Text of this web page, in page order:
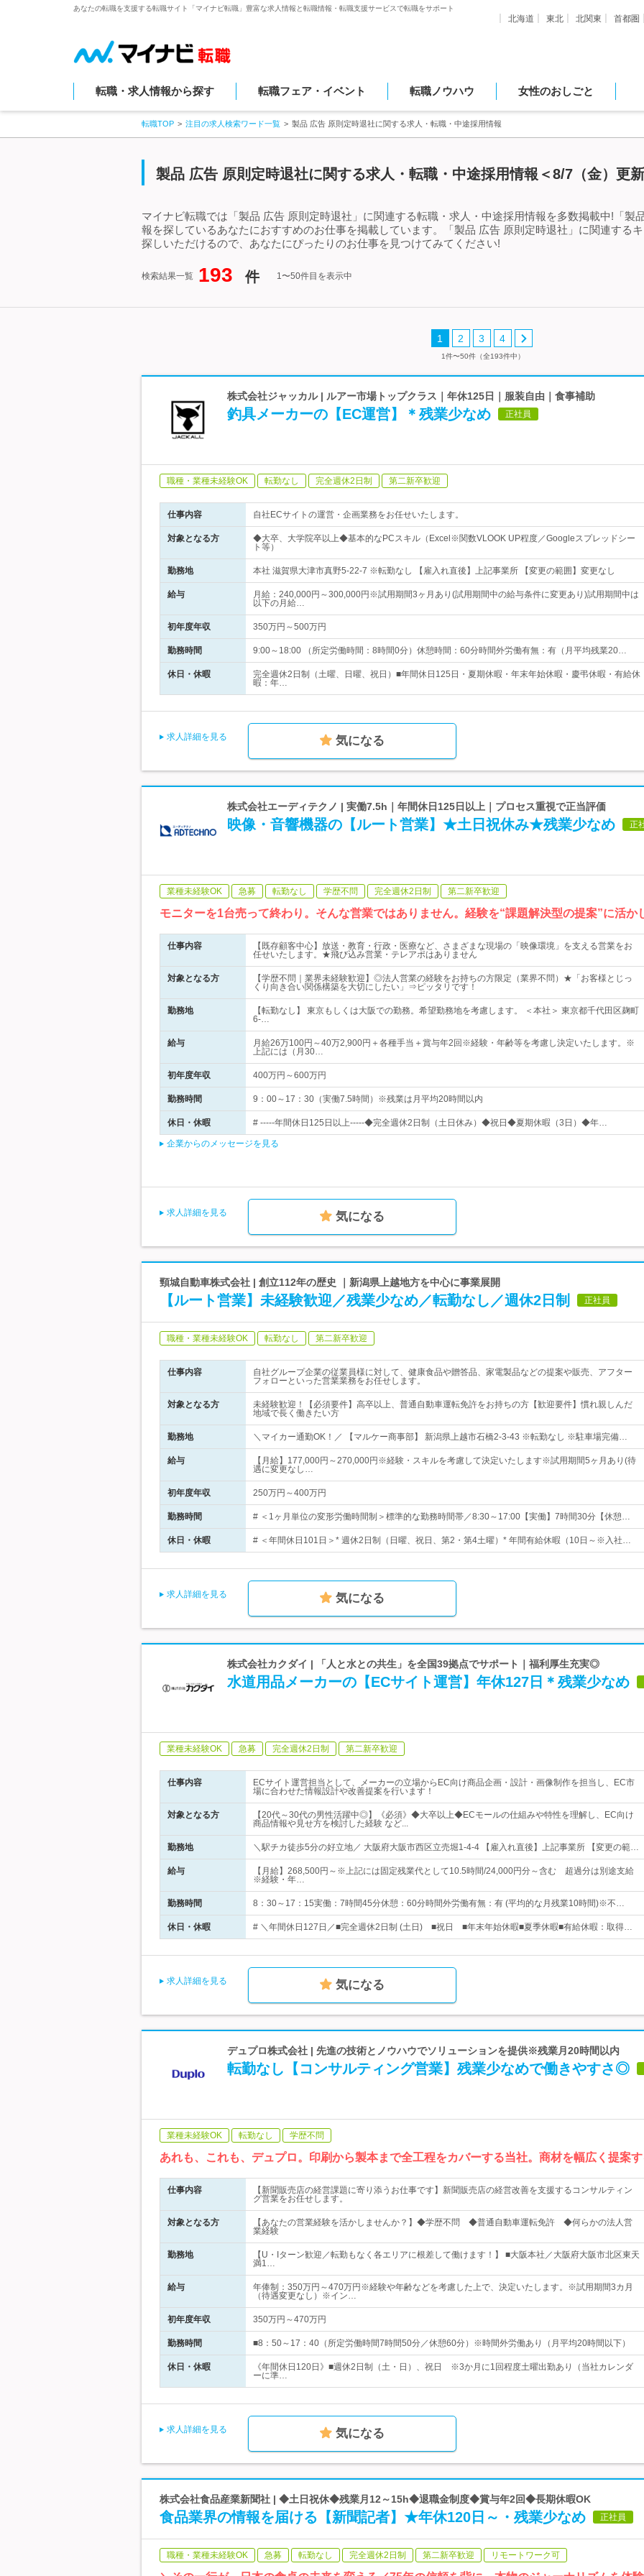
あなたの転職を支援する転職サイト「マイナビ転職」豊富な求人情報と転職情報・転職支援サービスで転職をサポート
北海道 東北 北関東 首都圏
転職・求人情報から探す 転職フェア・イベント 転職ノウハウ 女性のおしごと
転職TOP 注目の求人検索ワード一覧 製品 広告 原則定時退社に関する求人・転職・中途採用情報
製品 広告 原則定時退社に関する求人・転職・中途採用情報＜8/7（金）更
マイナビ転職では「製品 広告 原則定時退社」に関連する転職・求人・中途採用情報を多数掲載中!「製
報を探しているあなたにおすすめのお仕事を掲載しています。「製品 広告 原則定時退社」に関連する
探しいただけるので、あなたにぴったりのお仕事を見つけてみてください!
検索結果一覧 193 件 1〜50件目を表示中
1 2 3 4
1件〜50件（全193件中）
株式会社ジャッカル | ルアー市場トップクラス｜年休125日｜服装自由｜食事補助
釣具メーカーの【EC運営】＊残業少なめ 正社員
職種・業種未経験OK 転勤なし 完全週休2日制 第二新卒歓迎
仕事内容 自社ECサイトの運営・企画業務をお任せいたします。
対象となる方
◆大卒、大学院卒以上◆基本的なPCスキル（Excel※関数VLOOK UP程度／Googleスプレッドシー
ト等）
勤務地 本社 滋賀県大津市真野5-22-7 ※転勤なし 【雇入れ直後】上記事業所 【変更の範囲】変更なし
給与
月給：240,000円～300,000円※試用期間3ヶ月あり(試用期間中の給与条件に変更あり)試用期間中は
以下の月給…
初年度年収 350万円～500万円
勤務時間 9:00～18:00 （所定労働時間：8時間0分）休憩時間：60分時間外労働有無：有（月平均残業20…
休日・休暇
完全週休2日制（土曜、日曜、祝日）■年間休日125日・夏期休暇・年末年始休暇・慶弔休暇・有給休
暇：年…
求人詳細を見る 気になる
株式会社エーディテクノ | 実働7.5h｜年間休日125日以上｜プロセス重視で正当評価
映像・音響機器の【ルート営業】★土日祝休み★残業少なめ 正
業種未経験OK 急募 転勤なし 学歴不問 完全週休2日制 第二新卒歓迎
モニターを1台売って終わり。そんな営業ではありません。経験を“課題解決型の提案”に活か
仕事内容
【既存顧客中心】放送・教育・行政・医療など、さまざまな現場の「映像環境」を支える営業をお
任せいたします。★飛び込み営業・テレアポはありません
対象となる方
【学歴不問｜業界未経験歓迎】◎法人営業の経験をお持ちの方限定（業界不問）★「お客様とじっ
くり向き合い関係構築を大切にしたい」⇒ピッタリです！
勤務地
【転勤なし】 東京もしくは大阪での勤務。希望勤務地を考慮します。 ＜本社＞ 東京都千代田区麹町
6-…
給与
月給26万100円～40万2,900円＋各種手当＋賞与年2回※経験・年齢等を考慮し決定いたします。※
上記には（月30…
初年度年収 400万円～600万円
勤務時間 9：00～17：30（実働7.5時間）※残業は月平均20時間以内
休日・休暇 # -----年間休日125日以上-----◆完全週休2日制（土日休み）◆祝日◆夏期休暇（3日）◆年…
企業からのメッセージを見る
求人詳細を見る 気になる
頸城自動車株式会社 | 創立112年の歴史 ｜新潟県上越地方を中心に事業展開
【ルート営業】未経験歓迎／残業少なめ／転勤なし／週休2日制 正社員
職種・業種未経験OK 転勤なし 第二新卒歓迎
仕事内容
自社グループ企業の従業員様に対して、健康食品や贈答品、家電製品などの提案や販売、アフター
フォローといった営業業務をお任せします。
対象となる方
未経験歓迎！【必須要件】高卒以上、普通自動車運転免許をお持ちの方【歓迎要件】慣れ親しんだ
地域で長く働きたい方
勤務地 ＼マイカー通勤OK！／ 【マルケー商事部】 新潟県上越市石橋2-3-43 ※転勤なし ※駐車場完備…
給与
【月給】177,000円～270,000円※経験・スキルを考慮して決定いたします※試用期間5ヶ月あり(待
遇に変更なし…
初年度年収 250万円～400万円
勤務時間 # ＜1ヶ月単位の変形労働時間制＞標準的な勤務時間帯／8:30～17:00【実働】7時間30分【休憩…
休日・休暇 # ＜年間休日101日＞* 週休2日制（日曜、祝日、第2・第4土曜）* 年間有給休暇（10日～※入社…
求人詳細を見る 気になる
株式会社カクダイ | 「人と水との共生」を全国39拠点でサポート｜福利厚生充実◎
水道用品メーカーの【ECサイト運営】年休127日＊残業少なめ
業種未経験OK 急募 完全週休2日制 第二新卒歓迎
仕事内容
ECサイト運営担当として、メーカーの立場からEC向け商品企画・設計・画像制作を担当し、EC市
場に合わせた情報設計や改善提案を行います！
対象となる方
【20代～30代の男性活躍中◎】《必須》◆大卒以上◆ECモールの仕組みや特性を理解し、EC向け
商品情報や見せ方を検討した経験 など...
勤務地 ＼駅チカ徒歩5分の好立地／ 大阪府大阪市西区立売堀1-4-4 【雇入れ直後】上記事業所 【変更の範…
給与
【月給】268,500円～※上記には固定残業代として10.5時間/24,000円分～含む 超過分は別途支給
※経験・年…
勤務時間 8：30～17：15実働：7時間45分休憩：60分時間外労働有無：有 (平均的な月残業10時間)※不…
休日・休暇 # ＼年間休日127日／■完全週休2日制 (土日) ■祝日 ■年末年始休暇■夏季休暇■有給休暇：取得…
求人詳細を見る 気になる
デュプロ株式会社 | 先進の技術とノウハウでソリューションを提供※残業月20時間以内
転勤なし【コンサルティング営業】残業少なめで働きやすさ◎
業種未経験OK 転勤なし 学歴不問
あれも、これも、デュプロ。印刷から製本まで全工程をカバーする当社。商材を幅広く提案
仕事内容
【新聞販売店の経営課題に寄り添うお仕事です】新聞販売店の経営改善を支援するコンサルティン
グ営業をお任せします。
対象となる方
【あなたの営業経験を活かしませんか？】◆学歴不問 ◆普通自動車運転免許 ◆何らかの法人営
業経験
勤務地
【U・Iターン歓迎／転勤もなく各エリアに根差して働けます！】 ■大阪本社／大阪府大阪市北区東天
満1…
給与
年俸制：350万円～470万円※経験や年齢などを考慮した上で、決定いたします。※試用期間3カ月
（待遇変更なし）※イン…
初年度年収 350万円～470万円
勤務時間 ■8：50～17：40（所定労働時間7時間50分／休憩60分）※時間外労働あり（月平均20時間以下）
休日・休暇
《年間休日120日》■週休2日制（土・日）、祝日 ※3か月に1回程度土曜出勤あり（当社カレンダ
ーに準…
求人詳細を見る 気になる
株式会社食品産業新聞社 | ◆土日祝休◆残業月12～15h◆退職金制度◆賞与年2回◆長期休暇OK
食品業界の情報を届ける【新聞記者】★年休120日～・残業少なめ 正社員
職種・業種未経験OK 急募 転勤なし 完全週休2日制 第二新卒歓迎 リモートワーク可